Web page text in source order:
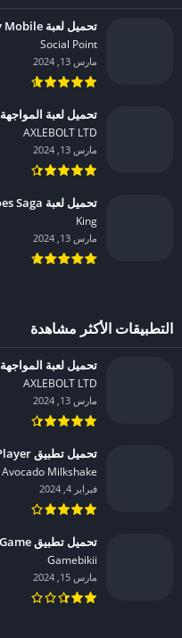
تحميل لعبة Dragon City Mobile مهكرة للاندرويد 2024
Social Point‏
مارس 13, 2024
تحميل لعبة المواجهة 2 مهكرة للاندرويد 2024
AXLEBOLT LTD‏
مارس 13, 2024
تحميل لعبة Farm Heroes Saga مهكرة للاندرويد 2024
King‏
مارس 13, 2024
التطبيقات الأكثر مشاهدة
تحميل لعبة المواجهة 2 مهكرة للاندرويد 2024
AXLEBOLT LTD‏
مارس 13, 2024
تحميل تطبيق Provid Video Player مهكر للاندرويد 2024
Avocado Milkshake‏
فبراير 4, 2024
تحميل تطبيق Bikii Cloud Game مهكر للاندرويد 2024
Gamebikii‏
مارس 15, 2024